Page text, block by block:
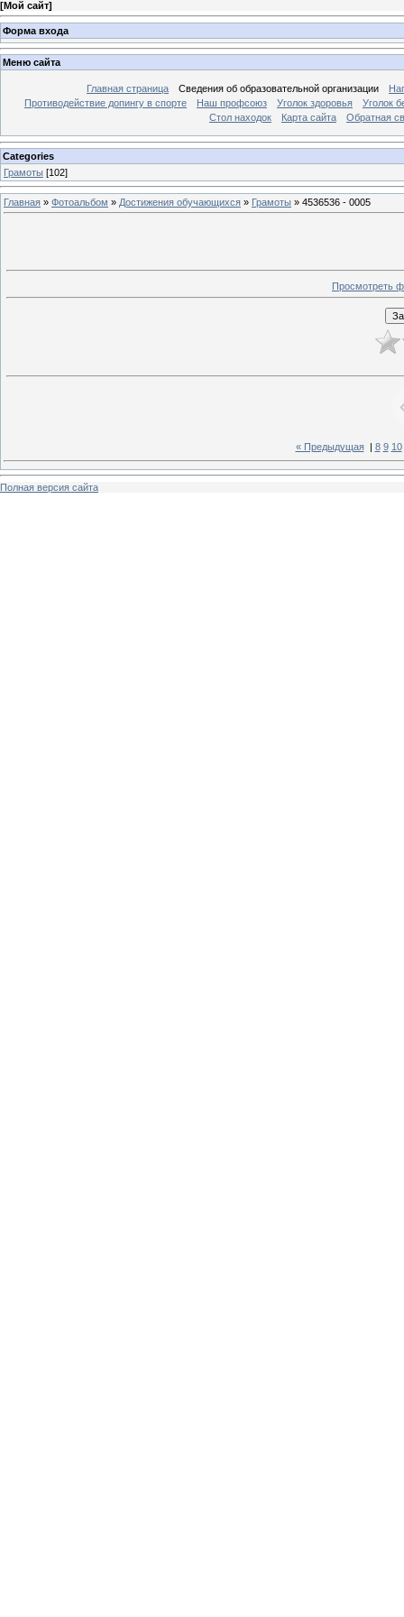
[Мой сайт]
Форма входа
Меню сайта
Главная страница Сведения об образовательной организации
Противодействие допингу в спорте
Наш профсоюз Уголок здоровья
Уголок
Стол находок
Карта сайта Обратная
Categories
Грамоты [102]
Главная » Фотоальбом » Достижения обучающихся » Грамоты » 4536536 - 0005
Просмотреть
« Предыдущая| 8 9 10
Полная версия сайта